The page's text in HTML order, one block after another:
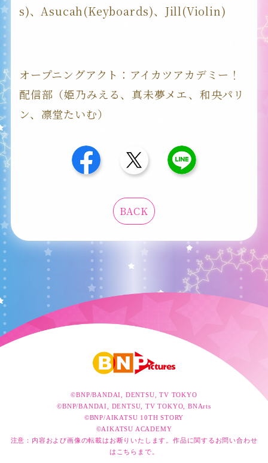
s)、Asucah(Keyboards)、Jill(Violin)
オープニングアクト：アイカツアカデミー！
配信部（姫乃みえる、真未夢メエ、和央パリ
ン、凛堂たいむ）
BACK
©BNP/BANDAI, DENTSU, TV TOKYO
©BNP/BANDAI, DENTSU, TV TOKYO, BNArts
©BNP/AIKATSU 10TH STORY
©AIKATSU ACADEMY
注意：内容および画像の転載はお断りいたします。作品に関するお問い合わせ
は こちら まで。